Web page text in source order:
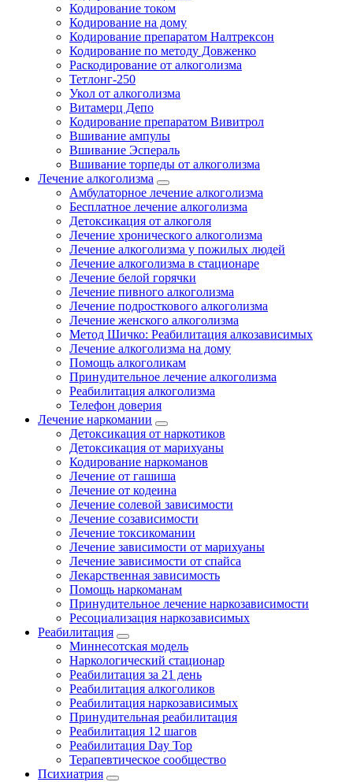
Кодирование током
Кодирование на дому
Кодирование препаратом Налтрексон
Кодирование по методу Довженко
Раскодирование от алкоголизма
Тетлонг-250
Укол от алкоголизма
Витамерц Депо
Кодирование препаратом Вивитрол
Вшивание ампулы
Вшивание Эспераль
Вшивание торпеды от алкоголизма
Лечение алкоголизма
Амбулаторное лечение алкоголизма
Бесплатное лечение алкоголизма
Детоксикация от алкоголя
Лечение хронического алкоголизма
Лечение алкоголизма у пожилых людей
Лечение алкоголизма в стационаре
Лечение белой горячки
Лечение пивного алкоголизма
Лечение подросткового алкоголизма
Лечение женского алкоголизма
Метод Шичко: Реабилитация алкозависимых
Лечение алкоголизма на дому
Помощь алкоголикам
Принудительное лечение алкоголизма
Реабилитация алкоголизма
Телефон доверия
Лечение наркомании
Детоксикация от наркотиков
Детоксикация от марихуаны
Кодирование наркоманов
Лечение от гашиша
Лечение от кодеина
Лечение солевой зависимости
Лечение созависимости
Лечение токсикомании
Лечение зависимости от марихуаны
Лечение зависимости от спайса
Лекарственная зависимость
Помощь наркоманам
Принудительное лечение наркозависимости
Ресоциализация наркозависимых
Реабилитация
Миннесотская модель
Наркологический стационар
Реабилитация за 21 день
Реабилитация алкоголиков
Реабилитация наркозависимых
Принудительная реабилитация
Реабилитация 12 шагов
Реабилитация Day Top
Терапевтическое сообщество
Психиатрия